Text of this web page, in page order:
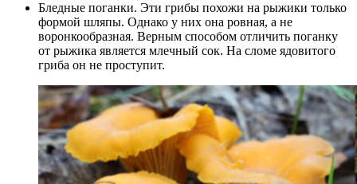
Бледные поганки. Эти грибы похожи на рыжики только
формой шляпы. Однако у них она ровная, а не
воронкообразная. Верным способом отличить поганку
от рыжика является млечный сок. На сломе ядовитого
гриба он не проступит.